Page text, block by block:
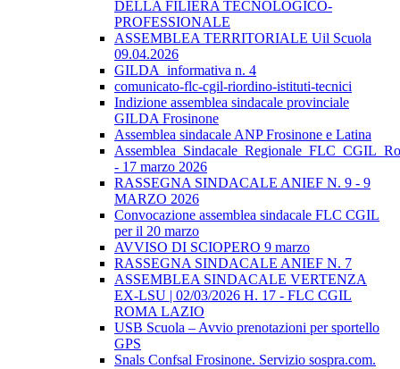
DELLA FILIERA TECNOLOGICO-
PROFESSIONALE
ASSEMBLEA TERRITORIALE Uil Scuola
09.04.2026
GILDA_informativa n. 4
comunicato-flc-cgil-riordino-istituti-tecnici
Indizione assemblea sindacale provinciale
GILDA Frosinone
Assemblea sindacale ANP Frosinone e Latina
- 17 marzo 2026
RASSEGNA SINDACALE ANIEF N. 9 - 9
MARZO 2026
Convocazione assemblea sindacale FLC CGIL
per il 20 marzo
AVVISO DI SCIOPERO 9 marzo
RASSEGNA SINDACALE ANIEF N. 7
ASSEMBLEA SINDACALE VERTENZA
EX-LSU | 02/03/2026 H. 17 - FLC CGIL
ROMA LAZIO
USB Scuola – Avvio prenotazioni per sportello
GPS
Snals Confsal Frosinone. Servizio sospra.com.